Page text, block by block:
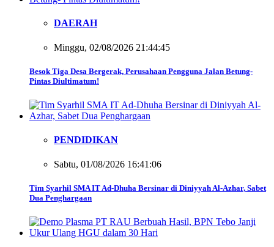
DAERAH
Minggu, 02/08/2026 21:44:45
Besok Tiga Desa Bergerak, Perusahaan Pengguna Jalan Betung-
Pintas Diultimatum!
PENDIDIKAN
Sabtu, 01/08/2026 16:41:06
Tim Syarhil SMA IT Ad-Dhuha Bersinar di Diniyyah Al-Azhar, Sabet
Dua Penghargaan